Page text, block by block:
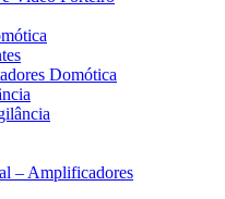
Domótica
– Amplificadores